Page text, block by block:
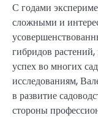
С годами
сложными и
гибридов
успех во многих
исследованиям,
в развитие
стороны